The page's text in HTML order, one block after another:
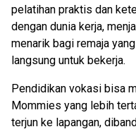
pelatihan praktis dan
dengan dunia kerja,
menarik bagi remaja
langsung untuk bekerja.
Pendidikan vokasi bisa
Mommies yang lebih
terjun ke lapangan,